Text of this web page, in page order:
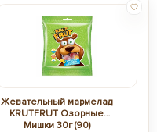
Жевательный мармелад
KRUTFRUT Озорные
Мишки 30г (90)